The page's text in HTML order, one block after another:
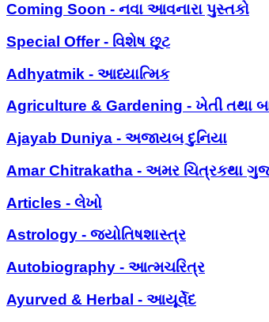
Coming Soon - નવા આવનારા પુસ્તકો
Special Offer - વિશેષ છૂટ
Adhyatmik - આધ્યાત્મિક
Agriculture & Gardening - ખેતી તથા
Ajayab Duniya - અજાયબ દુનિયા
Amar Chitrakatha - અમર ચિત્રકથા
Articles - લેખો
Astrology - જ્યોતિષશાસ્ત્ર
Autobiography - આત્મચરિત્ર
Ayurved & Herbal - આયૂર્વેદ